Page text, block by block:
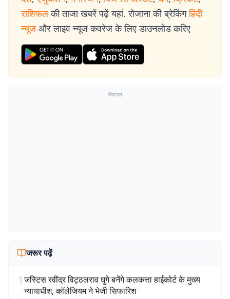
राशिफल की ताजा खबरें पढ़ें यहां. रोजाना की ब्रेकिंग हिंदी
न्यूज और लाइव न्यूज कवरेज के लिए डाउनलोड करिए
विज्ञापन
जरूर पढ़ें
1जस्टिस रवींद्र विट्ठलराव घुगे बनेंगे कलकत्ता हाईकोर्ट के मुख्य
न्यायाधीश, कॉलेजियम ने भेजी सिफारिश